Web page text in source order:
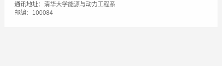
通讯地址：清华大学能源与动力工程系
邮编：100084